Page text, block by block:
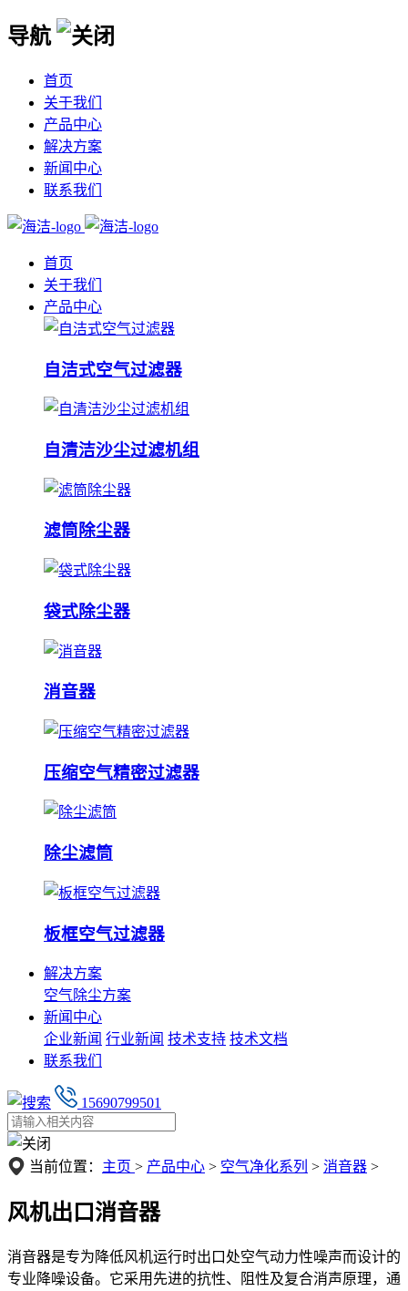
导航
首页
关于我们
产品中心
解决方案
新闻中心
联系我们
首页
关于我们
产品中心
自洁式空气过滤器
自清洁沙尘过滤机组
滤筒除尘器
袋式除尘器
消音器
压缩空气精密过滤器
除尘滤筒
板框空气过滤器
解决方案
空气除尘方案
新闻中心
企业新闻 行业新闻 技术支持 技术文档
联系我们
15690799501
当前位置： 主页 > 产品中心 > 空气净化系列 > 消音器 >
风机出口消音器
消音器是专为降低风机运行时出口处空气动力性噪声而设计的
专业降噪设备。它采用先进的抗性、阻性及复合消声原理，通